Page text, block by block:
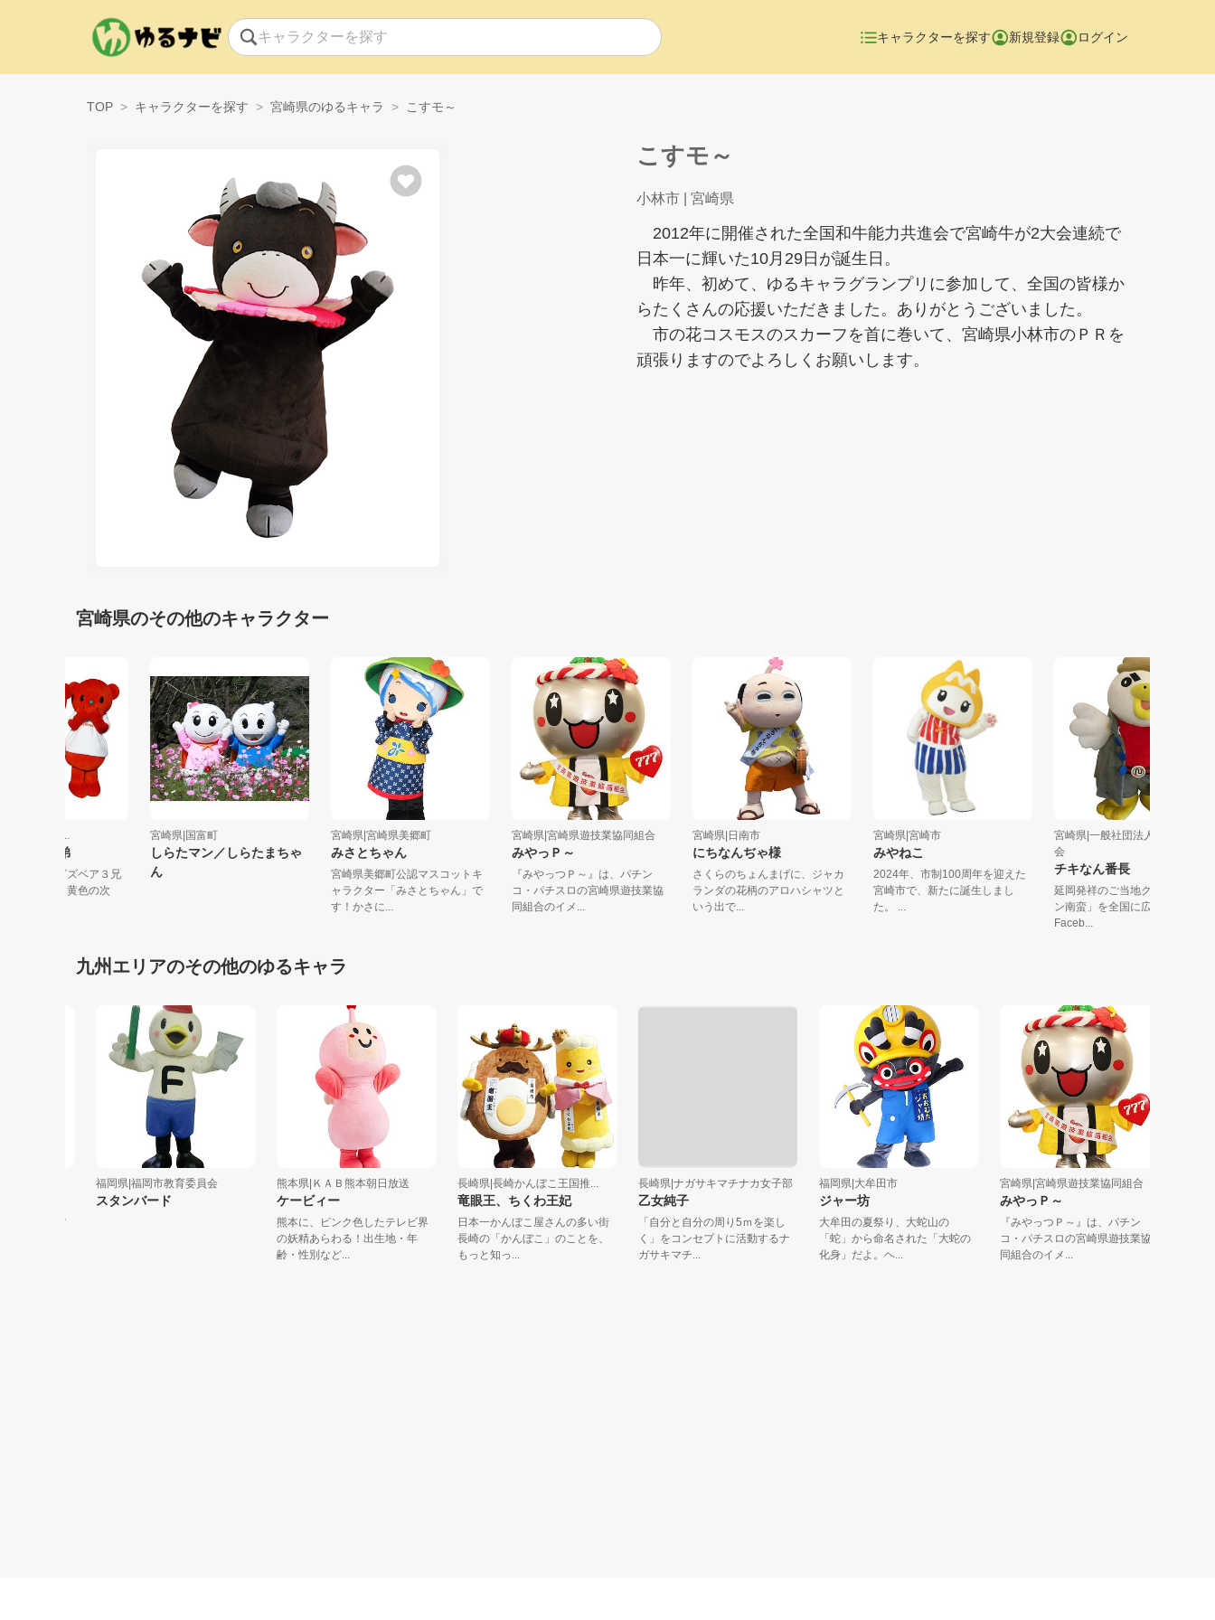
キャラクターを探す 新規登録 ログイン
TOP キャラクターを探す 宮崎県のゆるキャラ こすモ～
こすモ～
小林市 | 宮崎県
2012年に開催された全国和牛能力共進会で宮崎牛が2大会連続で
日本一に輝いた10月29日が誕生日。
昨年、初めて、ゆるキャラグランプリに参加して、全国の皆様か
らたくさんの応援いただきました。ありがとうございました。
市の花コスモスのスカーフを首に巻いて、宮崎県小林市のＰＲを
頑張りますのでよろしくお願いします。
宮崎県のその他のキャラクター
県|KIGURUMI....
ベア ３兄弟
ざき生まれのビズベア３兄
緑の鼻の長男、黄色の次
宮崎県|国富町
しらたマン／しらたまちゃ
宮崎県|宮崎県美郷町
みさとちゃん
宮崎県美郷町公認マスコットキ
ャラクター「みさとちゃん」で
す！かさに...
宮崎県|宮崎県遊技業協同組合
みやっＰ～
『みやっつＰ～』は、パチン
コ・パチスロの宮崎県遊技業協
同組合のイメ...
宮崎県|日南市
にちなんぢゃ様
さくらのちょんまげに、ジャカ
ランダの花柄のアロハシャツと
いう出で...
宮崎県|宮崎市
みやねこ
2024年、市制100周年を迎えた
宮崎市で、新たに誕生しまし
た。 ...
宮崎県|一般社団法人延岡観
チキなん番長
延岡発祥のご当地グルメ「
ン南蛮」を全国に広めるた
Faceb...
九州エリアのその他のゆるキャラ
福岡県|福岡市教育委員会
スタンバード
熊本県|ＫＡＢ熊本朝日放送
ケービィー
熊本に、ピンク色したテレビ界
の妖精あらわる！出生地・年
齢・性別など...
長崎県|長崎かんぼこ王国推...
竜眼王、ちくわ王妃
日本一かんぼこ屋さんの多い街
長崎の「かんぼこ」のことを、
もっと知っ...
長崎県|ナガサキマチナカ女子部
乙女純子
「自分と自分の周り5ｍを楽し
く」をコンセプトに活動するナ
ガサキマチ...
福岡県|大牟田市
ジャー坊
大牟田の夏祭り、大蛇山の
「蛇」から命名された「大蛇の
化身」だよ。ヘ...
宮崎県|宮崎県遊技業協同組合
みやっＰ～
『みやっつＰ～』は、パチン
コ・パチスロの宮崎県遊技業協
同組合のイメ...